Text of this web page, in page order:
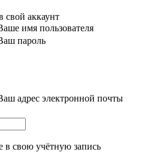
свой аккаунт
имя пользователя
пароль
адрес электронной почты
в свою учётную запись